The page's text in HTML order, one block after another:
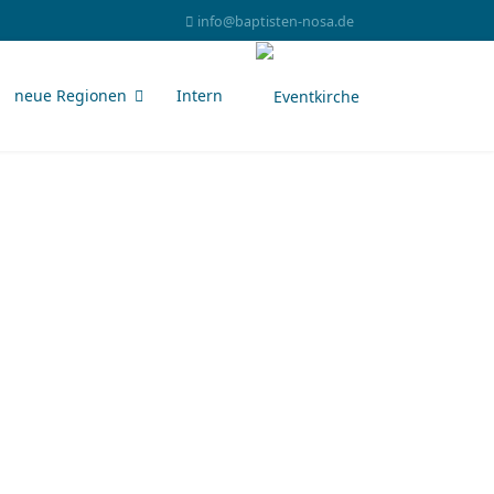
info@baptisten-nosa.de
neue Regionen Intern